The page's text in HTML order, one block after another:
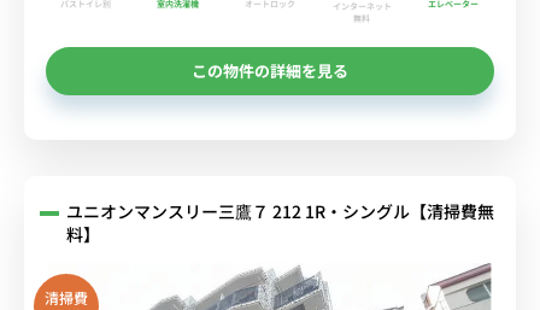
バストイレ別 室内洗濯機 オートロック
インターネット
無料
エレベーター
この物件の詳細を見る
ユニオンマンスリー三鷹７ 212 1R・シングル【清掃費無
料】
清掃費